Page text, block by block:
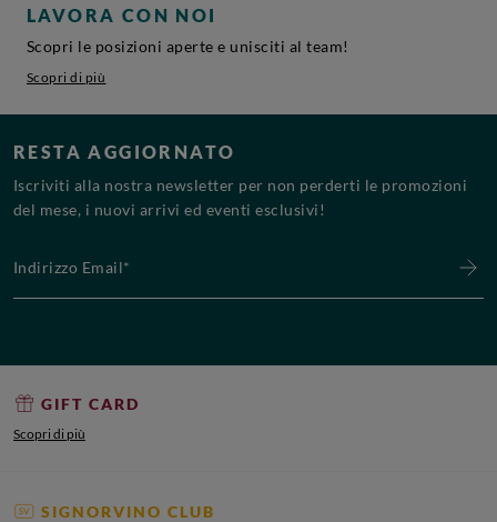
LAVORA CON NOI
Scopri le posizioni aperte e unisciti al team!
Scopri di più
RESTA AGGIORNATO
Iscriviti alla nostra newsletter per non perderti le promozioni
del mese, i nuovi arrivi ed eventi esclusivi!
GIFT CARD
Scopri di più
SIGNORVINO CLUB